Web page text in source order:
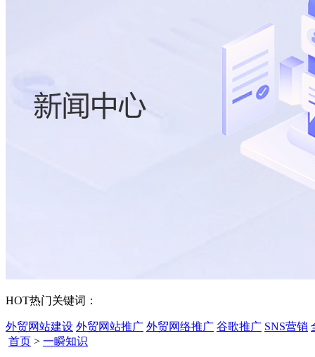
HOT热门关键词：
外贸网站建设 外贸网站推广 外贸网络推广 谷歌推广 SNS营销
首页 > 一瞬知识